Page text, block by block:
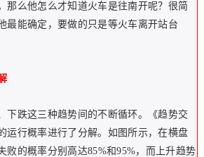
那么他怎么才知道火车是往南开呢？很简
最能确定，要做的只是等火车离开站台
下跌这三种趋势间的不断循环。《趋势交
运行概率进行了分解。如图所示，在横盘
败的概率分别高达85%和95%，而上升趋势